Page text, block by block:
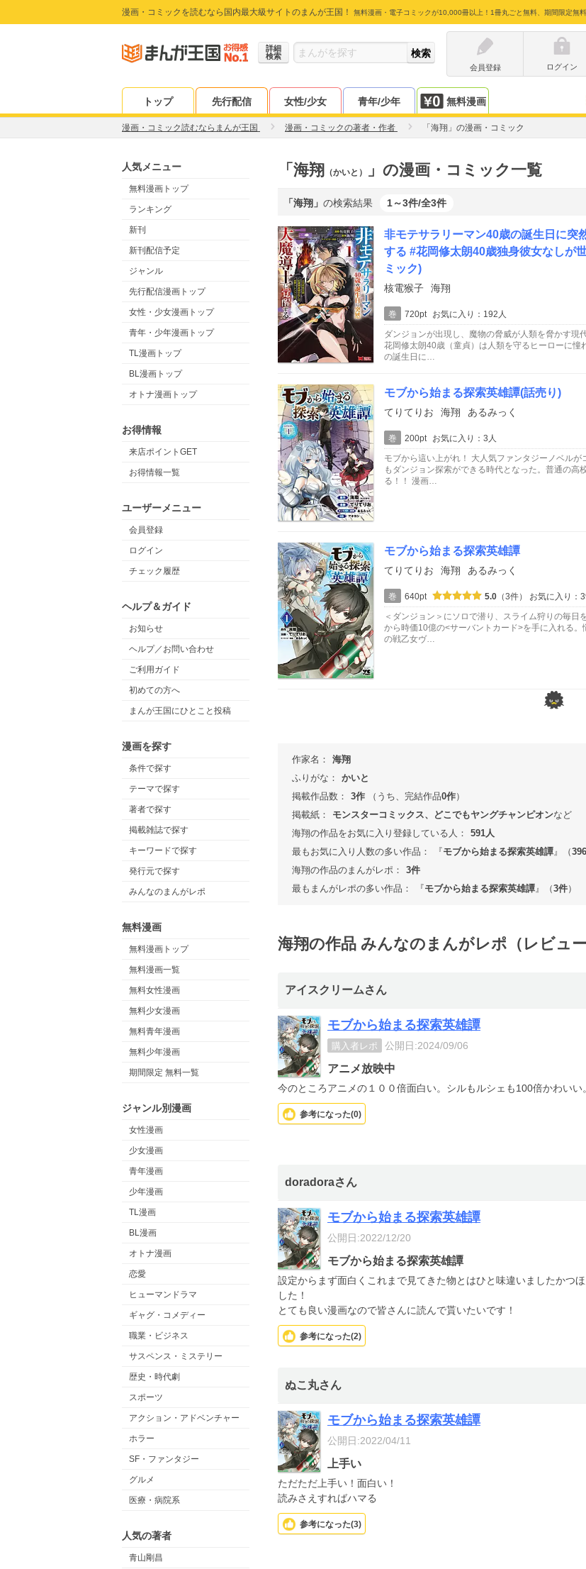
漫画・コミックを読むなら国内最大級サイトのまんが王国！ 無料漫画・電子コミックが10,000冊以上！1冊丸ごと無料、期間限定無
詳細
検索
会員登録
ログイン
トップ 先行配信 女性/少女 青年/少年 無料漫画
漫画・コミック読むならまんが王国 漫画・コミックの著者・作者 「海翔」の漫画・コミック
人気メニュー
無料漫画トップ
ランキング
新刊
新刊配信予定
ジャンル
先行配信漫画トップ
女性・少女漫画トップ
青年・少年漫画トップ
TL漫画トップ
BL漫画トップ
オトナ漫画トップ
お得情報
来店ポイントGET
お得情報一覧
ユーザーメニュー
会員登録
ログイン
チェック履歴
ヘルプ＆ガイド
お知らせ
ヘルプ／お問い合わせ
ご利用ガイド
初めての方へ
まんが王国にひとこと投稿
漫画を探す
条件で探す
テーマで探す
著者で探す
掲載雑誌で探す
キーワードで探す
発行元で探す
みんなのまんがレポ
無料漫画
無料漫画トップ
無料漫画一覧
無料女性漫画
無料少女漫画
無料青年漫画
無料少年漫画
期間限定 無料一覧
ジャンル別漫画
女性漫画
少女漫画
青年漫画
少年漫画
TL漫画
BL漫画
オトナ漫画
恋愛
ヒューマンドラマ
ギャグ・コメディー
職業・ビジネス
サスペンス・ミステリー
歴史・時代劇
スポーツ
アクション・アドベンチャー
ホラー
SF・ファンタジー
グルメ
医療・病院系
人気の著者
青山剛昌
「海翔 （かいと） 」の漫画・コミック一覧
「海翔」 の検索結果 1～3件/全3件
非モテサラリーマン40歳の誕生日に突
する #花岡修太朗40歳独身彼女なしが
ミック)
核電猴子
海翔
巻 720pt
お気に入り：192人
ダンジョンが出現し、魔物の脅威が人類を脅かす現
花岡修太朗40歳（童貞）は人類を守るヒーローに
の誕生日に…
モブから始まる探索英雄譚(話売り)
てりてりお 海翔
あるみっく
巻 200pt
お気に入り：3人
モブから這い上がれ！ 大人気ファンタジーノベル
もダンジョン探索ができる時代となった。普通の
る！！ 漫画…
モブから始まる探索英雄譚
てりてりお 海翔
あるみっく
巻 640pt 5.0 （3件）
お気に入り：
＜ダンジョン＞にソロで潜り、スライム狩りの毎
から時価10億の<サーバントカード>を手に入れる
の戦乙女ヴ…
作家名：
海翔
ふりがな：
かいと
掲載作品数：
3作 （うち、完結作品0作）
掲載紙：
モンスターコミックス、どこでもヤングチャンピオンなど
海翔の作品をお気に入り登録している人：
591人
最もお気に入り人数の多い作品：
『モブから始まる探索英雄譚』（
海翔の作品のまんがレポ：
3件
最もまんがレポの多い作品：
『モブから始まる探索英雄譚』（3件）
海翔の作品 みんなのまんがレポ（レビュー
アイスクリームさん
モブから始まる探索英雄譚
購入者レポ 公開日:2024/09/06
アニメ放映中
今のところアニメの１００倍面白い。シルもルシェも100倍かわいい。
参考になった(0)
doradoraさん
モブから始まる探索英雄譚
公開日:2022/12/20
モブから始まる探索英雄譚
設定からまず面白くこれまで見てきた物とはひと味違いましたかつ
した！
とても良い漫画なので皆さんに読んで貰いたいです！
参考になった(2)
ぬこ丸さん
モブから始まる探索英雄譚
公開日:2022/04/11
上手い
ただただ上手い！面白い！
読みさえすればハマる
参考になった(3)